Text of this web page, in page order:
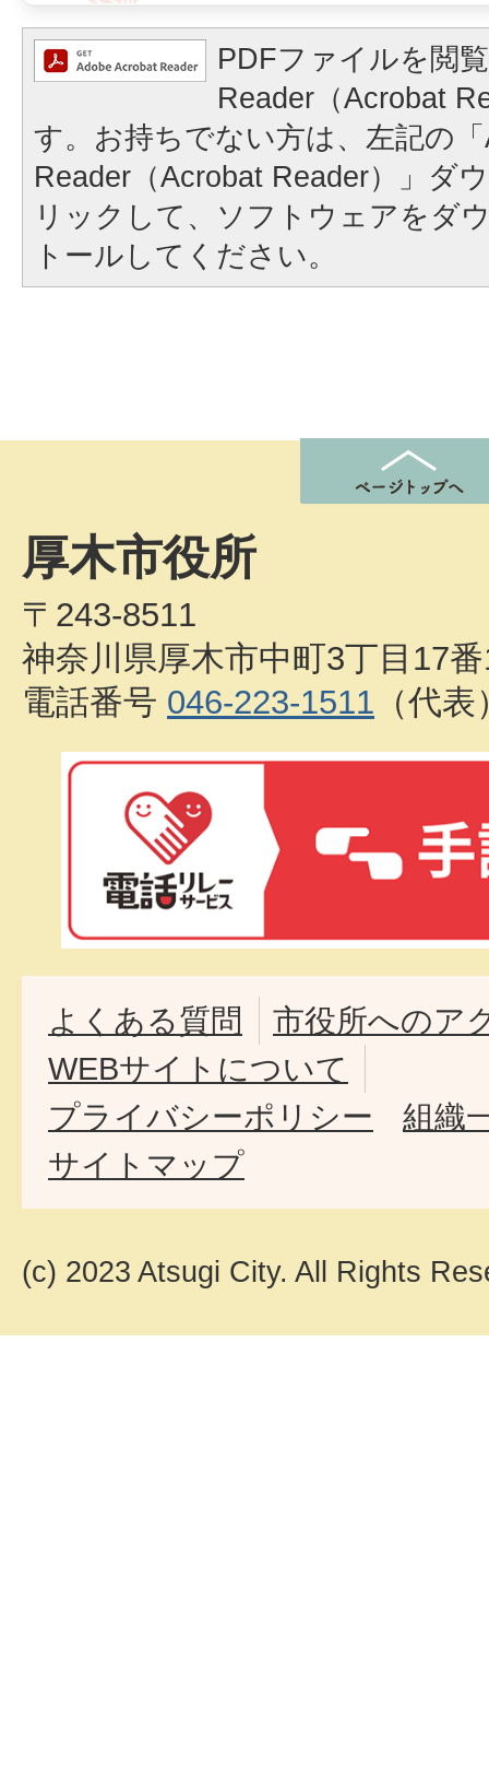
PDFファイルを閲
Reader（Acrobat
す。お持ちでない方は、左記の
Reader（Acrobat Reader）」ダ
リックして、ソフトウェアをダ
トールしてください。
厚木市役所
〒243-8511
神奈川県厚木市中町3丁目17
電話番号 046-223-1511 （代表
よくある質問
市役所へのア
WEBサイトについて
プライバシーポリシー
組織
サイトマップ
(c) 2023 Atsugi City. All Rights